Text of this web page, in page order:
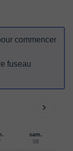
commencer
fuseau
sam.
08